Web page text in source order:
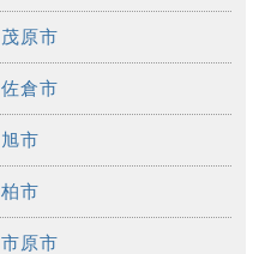
茂原市
佐倉市
旭市
柏市
市原市